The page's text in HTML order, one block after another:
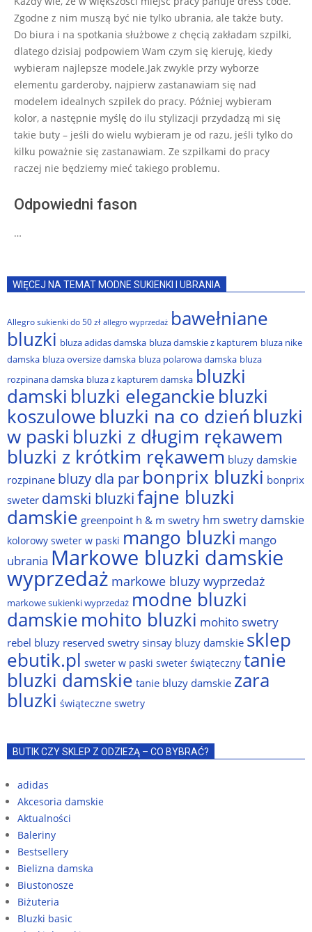
14
Zgodne z nim muszą być nie tylko ubrania, ale także buty.
Do biura i na spotkania służbowe z chęcią zakładam szpilki,
dlatego dzisiaj podpowiem Wam czym się kieruję, kiedy
wybieram najlepsze modele.Jak zwykle przy wyborze
elementu garderoby, najpierw zastanawiam się nad
modelem idealnych szpilek do pracy. Później wybieram
kolor, a następnie myślę do ilu stylizacji przydadzą mi się
takie buty – jeśli do wielu wybieram je od razu, jeśli tylko do
kilku poważnie się zastanawiam. Ze szpilkami do pracy
raczej nie będziemy mieć takiego problemu.
Odpowiedni fason
…
WIĘCEJ NA TEMAT MODNE SUKIENKI I UBRANIA
Allegro sukienki do 50 zł allegro wyprzedaż bawełniane
bluzki bluza adidas damska bluza damskie z kapturem bluza nike
damska bluza oversize damska bluza polarowa damska bluza
rozpinana damska bluza z kapturem damska bluzki
damski bluzki eleganckie bluzki
koszulowe bluzki na co dzień bluzki
w paski bluzki z długim rękawem
bluzki z krótkim rękawem bluzy damskie
rozpinane bluzy dla par bonprix bluzki bonprix
sweter damski bluzkifajne bluzki
damskie greenpoint h & m swetry hm swetry damskie
kolorowy sweter w paski mango bluzki mango
ubrania Markowe bluzki damskie
wyprzedaż markowe bluzy wyprzedaż
markowe sukienki wyprzedaż modne bluzki
damskiemohito bluzki mohito swetry
rebel bluzy reserved swetrysinsay bluzy damskie sklep
ebutik.pl sweter w paski sweter świąteczny tanie
bluzki damskie tanie bluzy damskie zara
bluzki świąteczne swetry
BUTIK CZY SKLEP Z ODZIEŻĄ – CO BYBRAĆ?
adidas
Akcesoria damskie
Aktualności
Baleriny
Bestsellery
Bielizna damska
Biustonosze
Biżuteria
Bluzki basic